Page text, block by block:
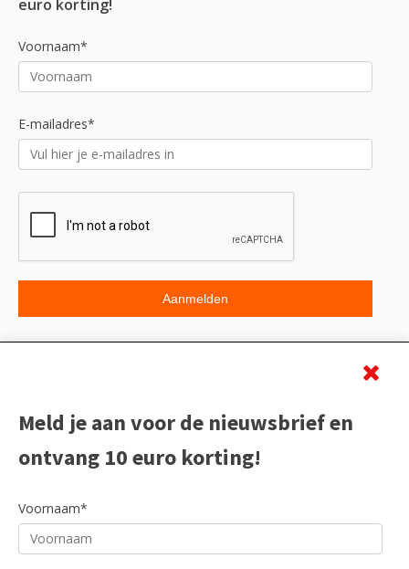
euro korting!
Voornaam*
E-mailadres*
Meld je aan voor de nieuwsbrief en
ontvang 10 euro korting!
Voornaam*